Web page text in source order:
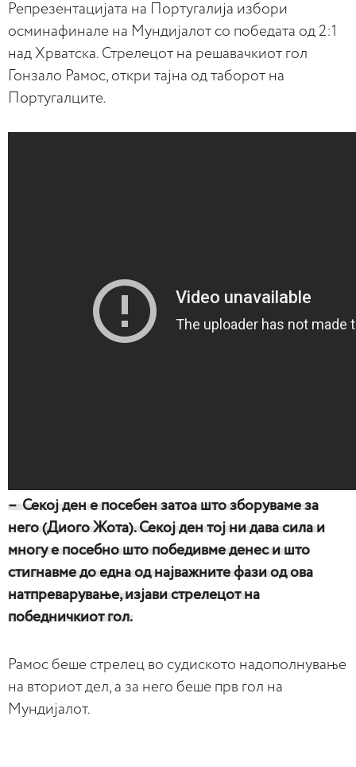
Репрезентацијата на Португалија избори
осминафинале на Мундијалот со победата од 2:1
над Хрватска. Стрелецот на решавачкиот гол
Гонзало Рамос, откри тајна од таборот на
Португалците.
– Секој ден е посебен затоа што зборуваме за
него (Диого Жота). Секој ден тој ни дава сила и
многу е посебно што победивме денес и што
стигнавме до една од најважните фази од ова
натпреварување, изјави стрелецот на
победничкиот гол.
Рамос беше стрелец во судиското надополнување
на вториот дел, а за него беше прв гол на
Мундијалот.